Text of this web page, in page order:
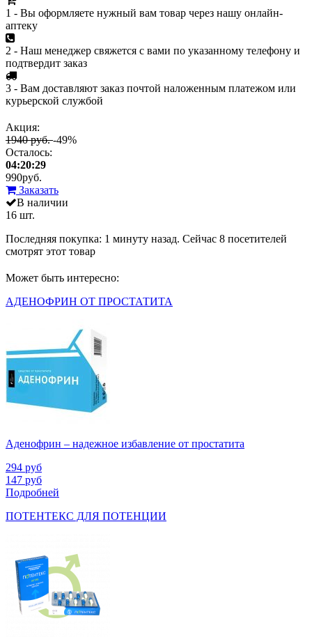
1 - Вы оформляете нужный вам товар через нашу онлайн-
аптеку
2 - Наш менеджер свяжется с вами по указанному телефону и
подтвердит заказ
3 - Вам доставляют заказ почтой наложенным платежом или
курьерской службой
Акция:
1940 руб.-49%
Осталось:
04:20:29
990руб.
Заказать
В наличии
16 шт.
Последняя покупка: 1 минуту назад. Сейчас 8 посетителей
смотрят этот товар
Может быть интересно:
АДЕНОФРИН ОТ ПРОСТАТИТА
Аденофрин – надежное избавление от простатита
294 руб
147 руб
Подробней
ПОТЕНТЕКС ДЛЯ ПОТЕНЦИИ